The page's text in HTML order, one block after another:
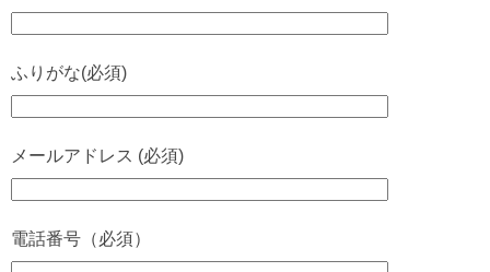
ふりがな(必須)
メールアドレス (必須)
電話番号（必須）